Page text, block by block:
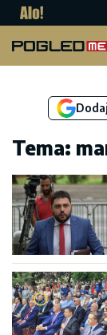
Tema: